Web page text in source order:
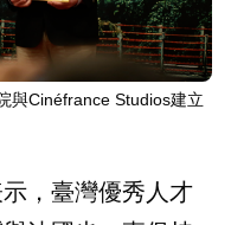
與Cinéfrance Studios建立
，臺灣優秀人才